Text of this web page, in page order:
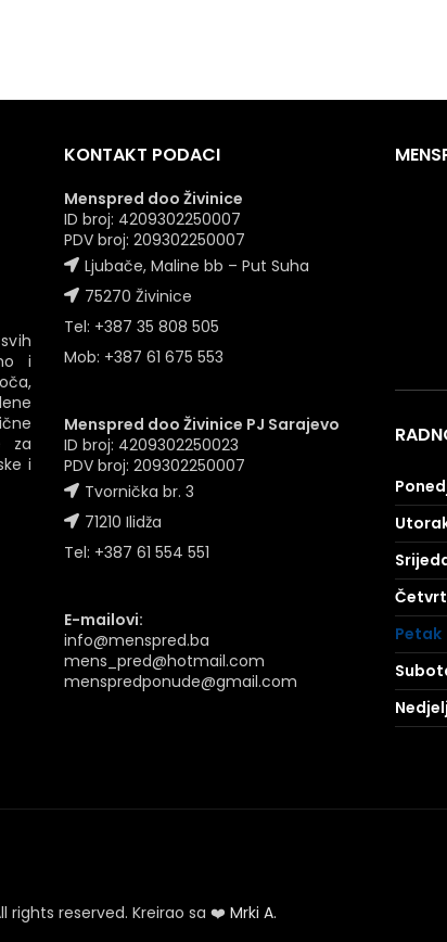
i
za
i
KONTAKT PODACI
Menspred doo Živinice
ID broj: 4209302250007
PDV broj: 209302250007
Ljubače, Maline bb – Put Suha
75270 Živinice
Tel: +387 35 808 505
Mob: +387 61 675 553
Menspred doo Živinice PJ Sarajevo
ID broj: 4209302250023
PDV broj: 209302250007
Tvornička br. 3
71210 Ilidža
Tel: +387 61 554 551
E-mailovi:
info@menspred.ba
mens_pred@hotmail.com
menspredponude@gmail.com
Petak
rights reserved. Kreirao sa ❤️ Mrki A.